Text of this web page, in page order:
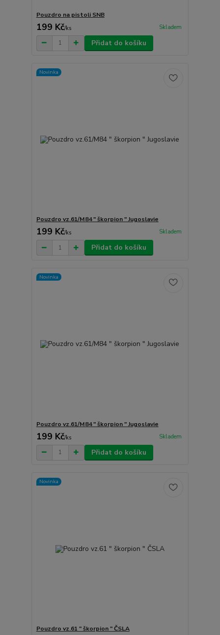
Pouzdro na pistoli SNB
199 Kč/ks Skladem
Přidat do košíku
Novinka
Pouzdro vz.61/M84 " škorpion " Jugoslavie
199 Kč/ks Skladem
Přidat do košíku
Novinka
Pouzdro vz.61/M84 " škorpion " Jugoslavie
199 Kč/ks Skladem
Přidat do košíku
Novinka
Pouzdro vz.61 " škorpion " ČSLA